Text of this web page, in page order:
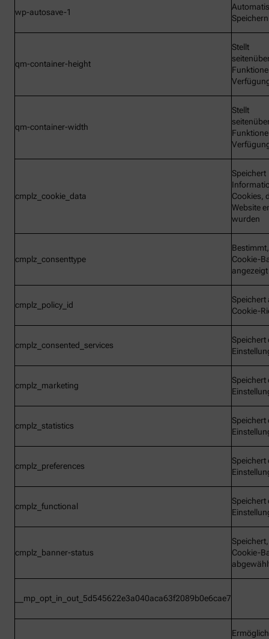
wp-autosave-1
Speichern
qm-container-height
Stellt
qm-container-width
Stellt
cmplz_cookie_data
Speichert
Cookies,
Website
wurden
cmplz_consenttype
Cookie-
cmplz_policy_id
Speichert
Cookie-
cmplz_consented_services
Speichert
cmplz_marketing
Speichert
cmplz_statistics
Speichert
cmplz_preferences
Speichert
cmplz_functional
Speichert
cmplz_banner-status
Cookie-
__mp_opt_in_out_5d545622e3a040aca63f2089b0e6cae7